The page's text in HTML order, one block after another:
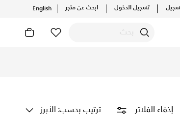
تسجيل الدخول ابحث عن متجر English
خاصة لأعضائنا.
ترتيب بحسب: الأبرز